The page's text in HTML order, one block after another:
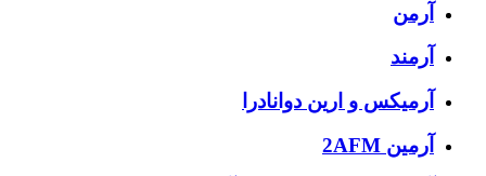
آرمن
آرمند
آرمیکس و ارین دوانادرا
آرمین 2AFM